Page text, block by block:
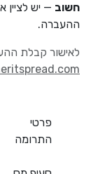
חשוב — יש
ההעברה.
לאישור קבלת
פרטי
התרומה